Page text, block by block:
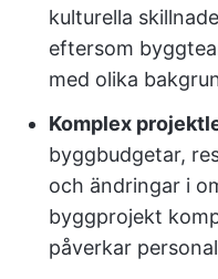
kulturella
eftersom
med olika
Komplex
byggbudgetar,
och ändringar i
byggprojekt
påverkar